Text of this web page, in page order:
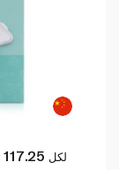
117.25 لكل